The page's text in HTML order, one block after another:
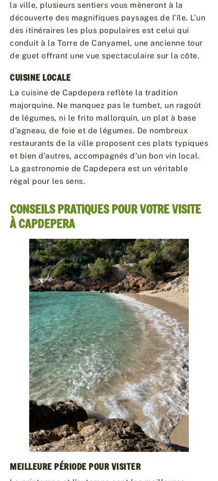
la ville, plusieurs sentiers vous mèneront à la
découverte des magnifiques paysages de l’île. L’un
des itinéraires les plus populaires est celui qui
conduit à la Torre de Canyamel, une ancienne tour
de guet offrant une vue spectaculaire sur la côte.
CUISINE LOCALE
La cuisine de Capdepera reflète la tradition
majorquine. Ne manquez pas le tumbet, un ragoût
de légumes, ni le frito mallorquín, un plat à base
d’agneau, de foie et de légumes. De nombreux
restaurants de la ville proposent ces plats typiques
et bien d’autres, accompagnés d’un bon vin local.
La gastronomie de Capdepera est un véritable
régal pour les sens.
CONSEILS PRATIQUES POUR VOTRE VISITE
À CAPDEPERA
MEILLEURE PÉRIODE POUR VISITER